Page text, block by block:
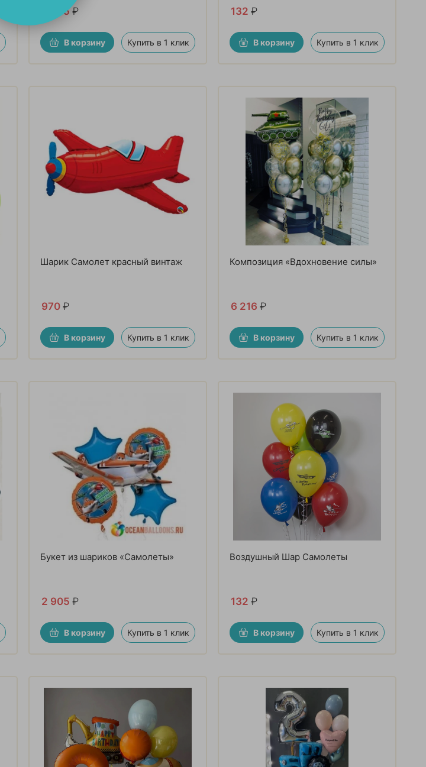
4 235₽
В корзину Купить в 1 клик
132 ₽
В корзину Купить в 1 клик
Шарик Самолет красный винтаж
970 ₽
В корзину Купить в 1 клик
Композиция «Вдохновение силы»
6 216 ₽
В корзину Купить в 1 клик
Букет из шариков «Самолеты»
2 905 ₽
В корзину Купить в 1 клик
Воздушный Шар Самолеты
132 ₽
В корзину Купить в 1 клик